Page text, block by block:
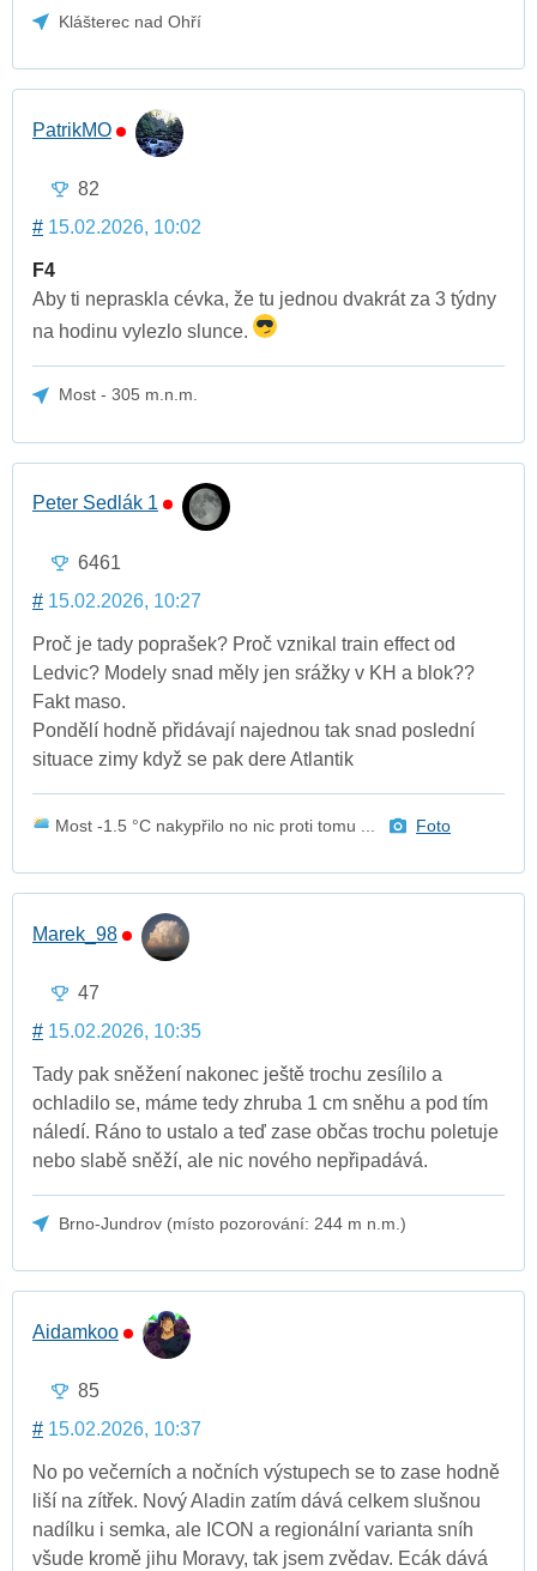
Klášterec nad Ohří
PatrikMO
82
# 15.02.2026, 10:02
F4
Aby ti nepraskla cévka, že tu jednou dvakrát za 3 týdny
na hodinu vylezlo slunce.
Most - 305 m.n.m.
Peter Sedlák 1
6461
# 15.02.2026, 10:27
Proč je tady poprašek? Proč vznikal train effect od
Ledvic? Modely snad měly jen srážky v KH a blok??
Fakt maso.
Pondělí hodně přidávají najednou tak snad poslední
situace zimy když se pak dere Atlantik
Most -1.5 °C nakypřilo no nic proti tomu ... Foto
Marek_98
47
# 15.02.2026, 10:35
Tady pak sněžení nakonec ještě trochu zesílilo a
ochladilo se, máme tedy zhruba 1 cm sněhu a pod tím
náledí. Ráno to ustalo a teď zase občas trochu poletuje
nebo slabě sněží, ale nic nového nepřipadává.
Brno-Jundrov (místo pozorování: 244 m n.m.)
Aidamkoo
85
# 15.02.2026, 10:37
No po večerních a nočních výstupech se to zase hodně
liší na zítřek. Nový Aladin zatím dává celkem slušnou
nadílku i semka, ale ICON a regionální varianta sníh
všude kromě jihu Moravy, tak jsem zvědav. Ecák dává